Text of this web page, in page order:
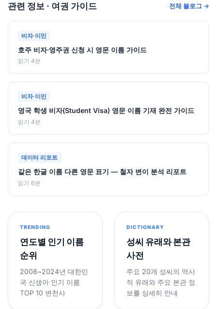
관련 정보 · 여권 가이드 전체 블로그 →
비자·이민
호주 비자·영주권 신청 시 영문 이름 가이드
읽기 4분
비자·이민
영국 학생 비자(Student Visa) 영문 이름 기재 완전 가이드
읽기 4분
데이터 리포트
같은 한글 이름 다른 영문 표기 — 철자 변이 분석 리포트
읽기 6분
TRENDING
연도별 인기 이름
순위
2008~2024년 대한민
국 신생아 인기 이름
TOP 10 변천사
DICTIONARY
성씨 유래와 본관
사전
주요 20개 성씨의 역사
적 유래와 주요 본관 정
보를 상세히 안내